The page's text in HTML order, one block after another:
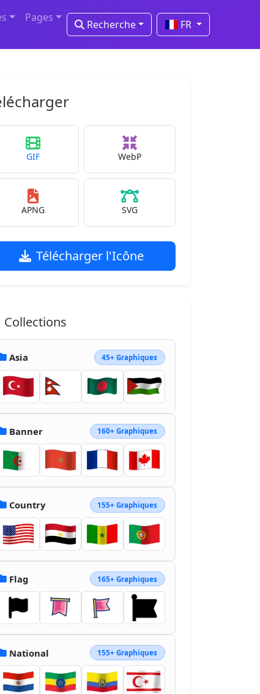
Pages
Recherche FR
GIF WebP
APNG SVG
Télécharger l'Icône
Collections
Asia 45+ Graphiques
Banner 160+ Graphiques
Country 155+ Graphiques
Flag 165+ Graphiques
National 155+ Graphiques